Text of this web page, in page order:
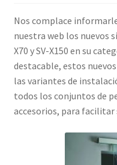
Nos complace
nuestra web los nuevos
X70 y SV-X150 en su
destacable, estos
las variantes de
todos los conjuntos de
accesorios, para